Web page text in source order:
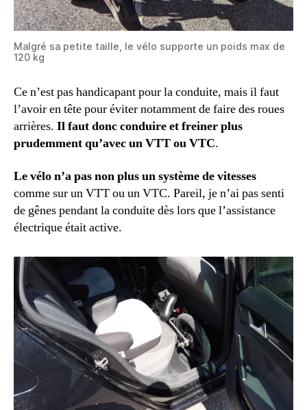
Malgré sa petite taille, le vélo supporte un poids max de
120 kg
Ce n’est pas handicapant pour la conduite, mais il faut
l’avoir en tête pour éviter notamment de faire des roues
arrières. Il faut donc conduire et freiner plus
prudemment qu’avec un VTT ou VTC.
Le vélo n’a pas non plus un système de vitesses
comme sur un VTT ou un VTC. Pareil, je n’ai pas senti
de gênes pendant la conduite dès lors que l’assistance
électrique était active.